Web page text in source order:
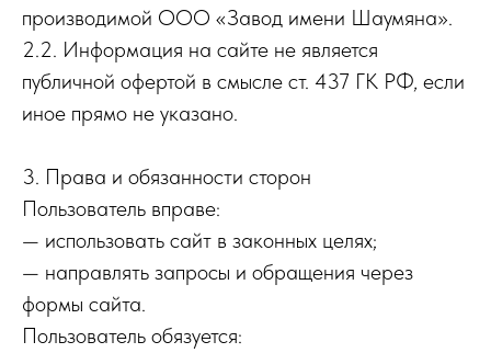
производимой ООО «Завод имени Шаумяна».
2.2. Информация на сайте не является
публичной офертой в смысле ст. 437 ГК РФ, если
иное прямо не указано.
3. Права и обязанности сторон
Пользователь вправе:
— использовать сайт в законных целях;
— направлять запросы и обращения через
формы сайта.
Пользователь обязуется: